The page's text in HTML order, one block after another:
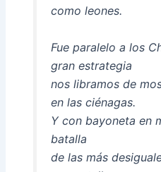
como leones.
Fue paralelo a los
gran estrategia
nos libramos de
en las ciénagas.
Y con bayoneta en
batalla
de las más